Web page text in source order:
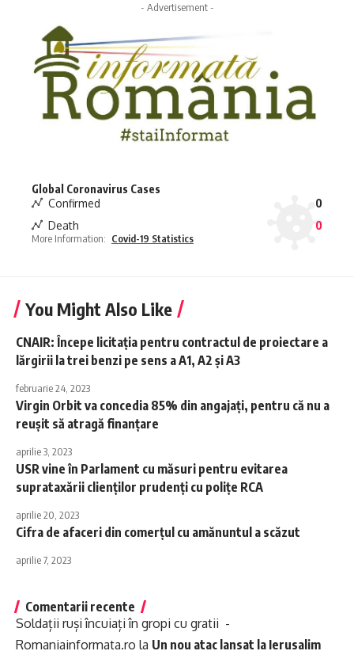
- Advertisement -
Global Coronavirus Cases
Confirmed
0
Death
0
More Information: Covid-19 Statistics
You Might Also Like
CNAIR: Începe licitaţia pentru contractul de proiectare a
lărgirii la trei benzi pe sens a A1, A2 şi A3
februarie 24, 2023
Virgin Orbit va concedia 85% din angajaţi, pentru că nu a
reuşit să atragă finanţare
aprilie 3, 2023
USR vine în Parlament cu măsuri pentru evitarea
suprataxării clienţilor prudenţi cu polițe RCA
aprilie 20, 2023
Cifra de afaceri din comerţul cu amănuntul a scăzut
aprilie 7, 2023
Comentarii recente
Soldații ruși încuiați în gropi cu gratii -
Romaniainformata.ro la Un nou atac lansat la Ierusalim